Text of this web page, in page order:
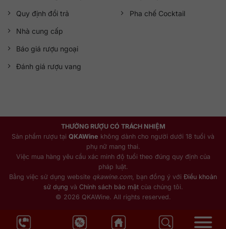
Quy định đổi trả
Nhà cung cấp
Báo giá rượu ngoại
Đánh giá rượu vang
Pha chế Cocktail
THƯỞNG RƯỢU CÓ TRÁCH NHIỆM
Sản phẩm rượu tại QKAWine không dành cho người dưới 18 tuổi và
phụ nữ mang thai.
Việc mua hàng yêu cầu xác minh độ tuổi theo đúng quy định của
pháp luật.
Bằng việc sử dụng website qkawine.com , bạn đồng ý với Điều khoản
sử dụng và Chính sách bảo mậtcủa chúng tôi.
© 2026 QKAWine. All rights reserved.